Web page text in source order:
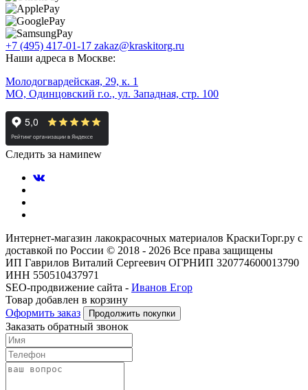
+7 (495) 417-01-17 zakaz@kraskitorg.ru
Наши адреса в Москве:
Молодогвардейская, 29, к. 1
МО, Одинцовский г.о., ул. Западная, стр. 100
Следить за намиnew
Интернет-магазин лакокрасочных материалов КраскиТорг.ру с
доставкой по России © 2018 - 2026 Все права защищены
ИП Гаврилов Виталий Сергеевич ОГРНИП 320774600013790
ИНН 550510437971
SEO-продвижение сайта - Иванов Егор
Товар добавлен в корзину
Оформить заказ
Продолжить покупки
Заказать обратный звонок